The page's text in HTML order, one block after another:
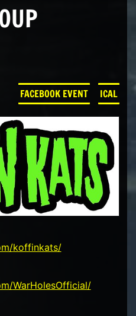
FACEBOOK EVENT ICAL
koffinkats/
WarHolesOfficial/